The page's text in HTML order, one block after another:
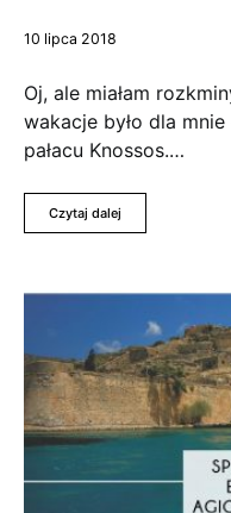
10 lipca 2018
Oj, ale miałam
wakacje było dla
pałacu Knossos.…
Czytaj dalej